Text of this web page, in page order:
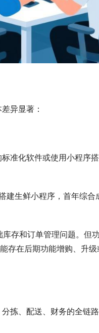
异显著：
准化软件或使用小程序
建生鲜小程序，首年综
库存和订单管理问题。但
存在后期功能增购、升
拣、配送、财务的全链